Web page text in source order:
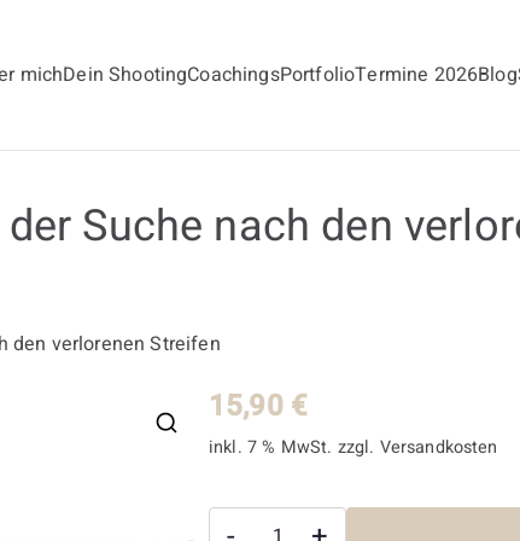
michDein ShootingCoachingsPortfolioTermine 2026Blog
Suche nach den
den verlorenen Streifen
15,90 €
inkl. 7 % MwSt. zzgl. Versandkosten